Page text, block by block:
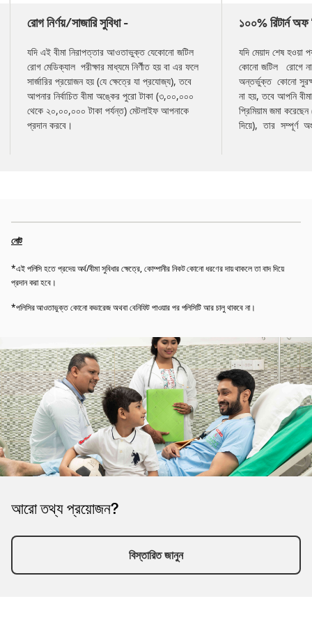
রোগ নির্ণয়/সাজারি সুবিধা -
যদি এই বীমা নিরাপত্তার আওতাভুক্ত যেকোনো জটিল
রোগ মেডিক্যাল পরীক্ষার মাধ্যমে নির্ণীত হয় বা এর ফলে
সার্জারির প্রয়োজন হয় (যে ক্ষেত্রে যা প্রযোজ্য), তবে
আপনার নির্বাচিত বীমা অঙ্কের পুরো টাকা (৩,০০,০০০
থেকে ২০,০০,০০০ টাকা পর্যন্ত) মেটলাইফ আপনাকে
প্রদান করবে।
১০০% রিটার্ন অফ
যদি মেয়াদ শেষ হওয়া
কোনো জটিল রোগে
অন্তর্ভুক্ত কোনো
না হয়, তবে আপনি
প্রিমিয়াম জমা
দিয়ে), তার সম্পূর্ণ
নোট
*এই পলিসি হতে প্রদেয় অর্থ/বীমা সুবিধার ক্ষেত্রে, কোম্পানীর নিকট কোনো ধরণের দায় থাকলে তা বাদ দিয়ে
প্রদান করা হবে।
*পলিসির আওতাভুক্ত কোনো কভারেজ অথবা বেনিফিট পাওয়ার পর পলিসিটি আর চালু থাকবে না।
আরো তথ্য প্রয়োজন?
বিস্তারিত জানুন